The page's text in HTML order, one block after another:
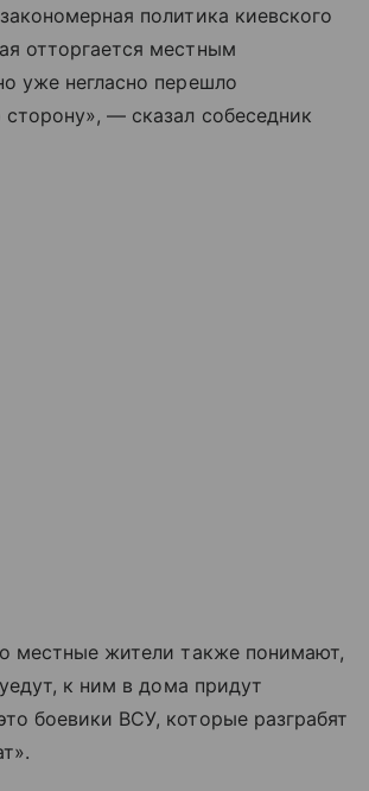
политика киевского
отторгается местным
уже негласно перешло
— сказал собеседник
местные жители также понимают,
к ним в дома придут
боевики ВСУ, которые разграбят